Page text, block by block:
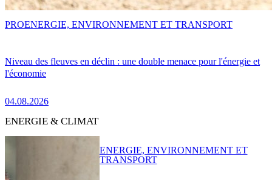
Niveau des fleuves en déclin : une double menace pour l'énergie et
l'économie
04.08.2026
PROENERGIE, ENVIRONNEMENT ET TRANSPORT
ENERGIE & CLIMAT
ENERGIE, ENVIRONNEMENT ET
TRANSPORT